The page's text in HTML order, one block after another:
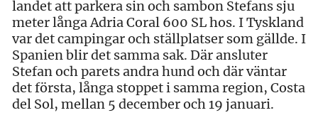
landet att parkera sin och sambon Stefans sju
meter långa Adria Coral 600 SL hos. I Tyskland
var det campingar och ställplatser som gällde. I
Spanien blir det samma sak. Där ansluter
Stefan och parets andra hund och där väntar
det första, långa stoppet i samma region, Costa
del Sol, mellan 5 december och 19 januari.